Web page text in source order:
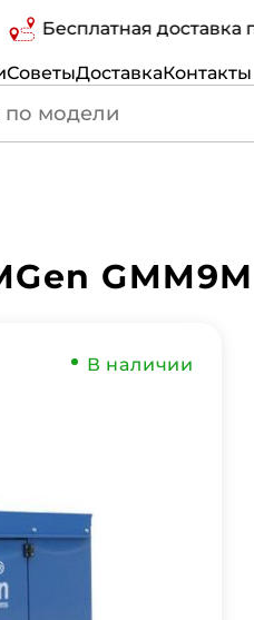
Бесплатная доставка по
СоветыДоставкаКонтакты
В наличии